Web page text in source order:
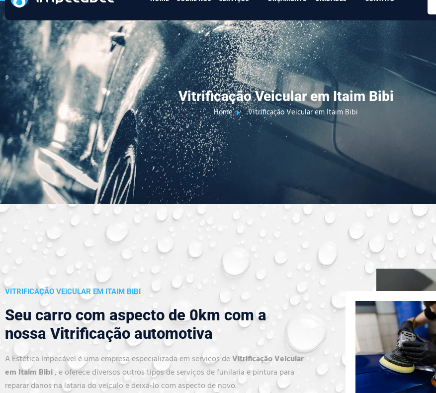
Vitrificação Veicular em Itaim Bibi
Home Vitrificação Veicular em Itaim Bibi
VITRIFICAÇÃO VEICULAR EM ITAIM BIBI
Seu carro com aspecto de 0km com a
nossa Vitrificação automotiva
A Estética Impecável é uma empresa especializada em serviços deVitrificação Veicular
em Itaim Bibi, e oferece diversos outros tipos de serviços de funilaria e pintura para
reparar danos na lataria do veículo e deixá-lo com aspecto de novo.